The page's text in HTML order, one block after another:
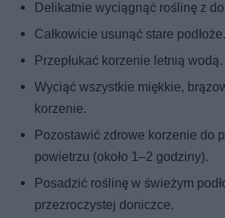
Delikatnie wyciągnąć roślinę z
Całkowicie usunąć stare podłoże.
Przepłukać korzenie letnią wodą.
Wyciąć wszystkie miękkie,
korzenie.
Pozostawić zdrowe korzenie do
powietrzu (około 1–2 godziny).
Posadzić roślinę w świeżym
przezroczystej doniczce.